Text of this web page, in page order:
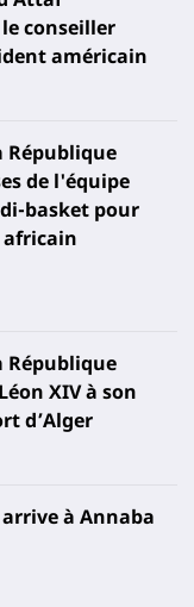
conseiller
américain
République
de l'équipe
basket pour
République
XIV à son
d’Alger
arrive à Annaba